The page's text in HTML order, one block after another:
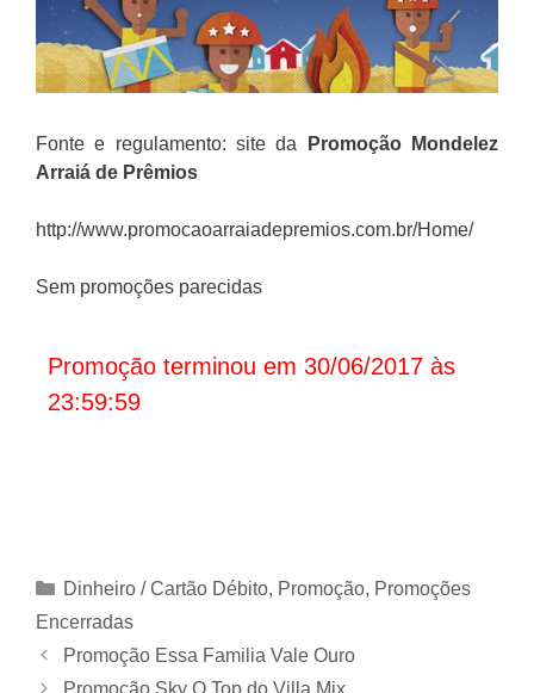
Fonte e regulamento: site da
Promoção Mondelez
Arraiá de Prêmios
http://www.promocaoarraiadepremios.com.br/Home/
Sem promoções parecidas
Promoção terminou em 30/06/2017 às
23:59:59
Categorias
Dinheiro / Cartão Débito, Promoção, Promoções
Encerradas
Promoção Essa Familia Vale Ouro
Promoção Sky O Top do Villa Mix